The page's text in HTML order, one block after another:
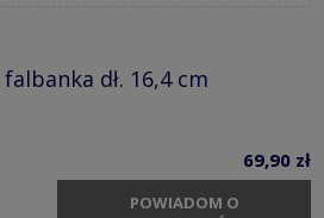
dł. 16,4 cm
69,90 zł
POWIADOM O